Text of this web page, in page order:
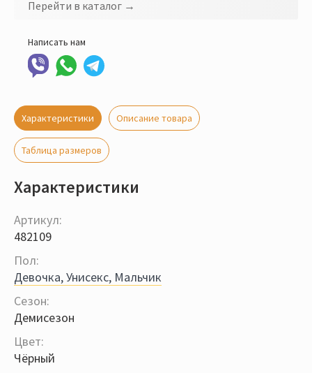
Перейти в каталог →
Написать нам
Характеристики Описание товара
Таблица размеров
Характеристики
Артикул:
482109
Пол:
Девочка, Унисекс, Мальчик
Сезон:
Демисезон
Цвет:
Чёрный